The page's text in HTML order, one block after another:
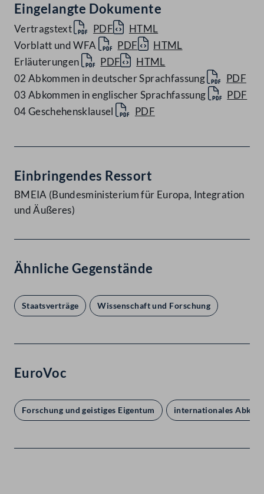
Eingelangte Dokumente
Vertragstext PDF
HTML
Vorblatt und WFA
PDF
HTML
Erläuterungen
PDF
HTML
02 Abkommen in deutscher Sprachfassung
PDF
03 Abkommen in englischer Sprachfassung
PDF
04 Geschehensklausel
PDF
Einbringendes Ressort
BMEIA (Bundesministerium für Europa, Integration
und Äußeres)
Ähnliche Gegenstände
Staatsverträge Wissenschaft und Forschung
EuroVoc
Forschung und geistiges Eigentum internationales